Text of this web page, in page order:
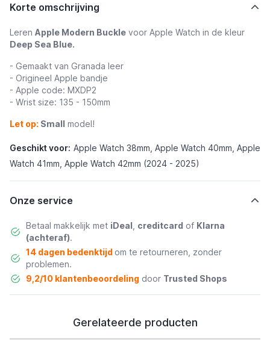
Korte omschrijving
Leren Apple Modern Buckle voor Apple Watch in de kleur
Deep Sea Blue.
- Gemaakt van Granada leer
- Origineel Apple bandje
- Apple code: MXDP2
- Wrist size: 135 - 150mm
Let op: Small model!
Geschikt voor: Apple Watch 38mm, Apple Watch 40mm, Apple
Watch 41mm, Apple Watch 42mm (2024 - 2025)
Onze service
Betaal makkelijk met iDeal creditcard of Klarna
(achteraf).
14 dagen bedenktijd om te retourneren, zonder
problemen.
9,2/10 klantenbeoordelingdoor Trusted Shops
Gerelateerde producten